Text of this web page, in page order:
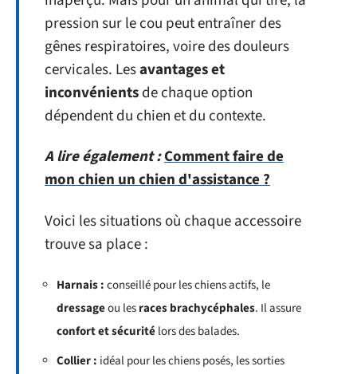
pression sur le cou peut entraîner des
gênes respiratoires, voire des douleurs
cervicales. Lesavantages et
inconvénientsde chaque option
dépendent du chien et du contexte.
A lire également :Comment faire de
mon chien un chien d'assistance ?
Voici les situations où chaque accessoire
trouve sa place :
Harnais :conseillé pour les chiens actifs, le
dressageou lesraces brachycéphales. Il assure
confort et sécuritélors des balades.
Collier : idéal pour les chiens posés, les sorties